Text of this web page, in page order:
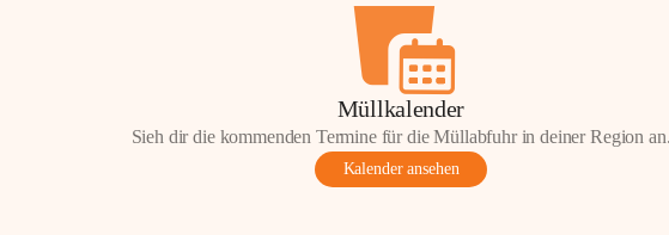
Müllkalender
Sieh dir die kommenden Termine für die Müllabfuhr in deiner Region
Kalender ansehen